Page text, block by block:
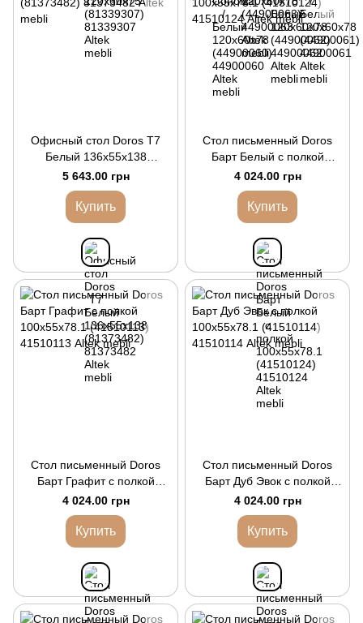
Офисный стол Doros Т7
Белый 136х55х138
(81373482)
5 643.00 грн
Купить
Стол письменный Doros
Барт Белый с полкой
100х55х78.1 (41510124)
4 024.00 грн
Купить
Стол письменный Doros
Барт Графит с полкой
100х55х78.1 (41510113)
4 024.00 грн
Купить
Стол письменный Doros
Барт Дуб Эвок с полкой
100х55х78.1 (41510114)
4 024.00 грн
Купить